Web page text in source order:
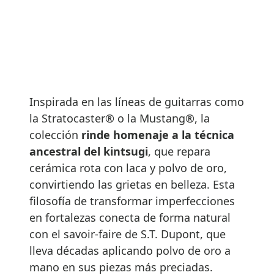
Inspirada en las líneas de guitarras como
la Stratocaster® o la Mustang®, la
colección rinde homenaje a la técnica
ancestral del kintsugi, que repara
cerámica rota con laca y polvo de oro,
convirtiendo las grietas en belleza. Esta
filosofía de transformar imperfecciones
en fortalezas conecta de forma natural
con el savoir-faire de S.T. Dupont, que
lleva décadas aplicando polvo de oro a
mano en sus piezas más preciadas.